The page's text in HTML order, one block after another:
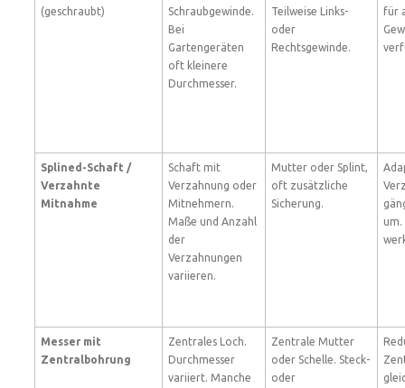
(geschraubt)
Schraubgewinde.
Bei
Gartengeräten
oft kleinere
Durchmesser.
Teilweise Links-
oder
Rechtsgewinde.
für
Splined-Schaft /
Verzahnte
Mitnahme
Schaft mit
Verzahnung oder
Mitnehmern.
Maße und Anzahl
der
Verzahnungen
variieren.
Mutter oder Splint,
oft zusätzliche
Sicherung.
Messer mit
Zentralbohrung
Zentrales Loch.
Durchmesser
variiert. Manche
Zentrale Mutter
oder Schelle. Steck-
oder